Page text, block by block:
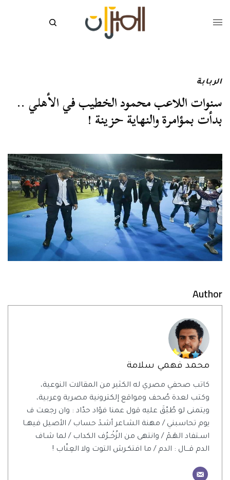
الربابة
سنوات اللاعب محمود الخطيب في الأهلي ..
بدأت بمؤامرة والنهاية حزينة !
Author
محمد فهمي سلامة
كاتب صحفي مصري له الكثير من المقالات النوعية،
وكتب لعدة صُحف ومواقع إلكترونية مصرية وعربية،
ويتمنى لو طُبّقَ عليه قول عمنا فؤاد حدّاد : وان رجعت ف
يوم تحاسبني / مهنة الشـاعر أشـدْ حساب / الأصيل فيهــا
اسـتفاد الهَـمْ / وانتهى من الزُخْــرُف الكداب / لما شـاف
الدم قـــال : الدم / ما افتكـرش التوت ولا العِنّاب !